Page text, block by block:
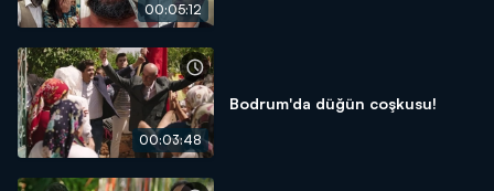
00:05:12
00:03:48
Bodrum'da düğün coşkusu!